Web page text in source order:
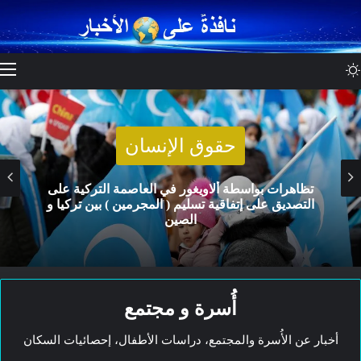
حقوق الإنسان
تظاهرات بواسطة ألاويغور في العاصمة التركية على
التصديق على إتفاقية تسليم ( المجرمين ) بين تركيا و
الصين
أُسرة و مجتمع
أخبار عن الأُسرة والمجتمع، دراسات الأطفال، إحصائيات السكان